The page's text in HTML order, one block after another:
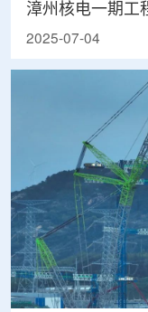
漳州核电一期工
2025-07-04